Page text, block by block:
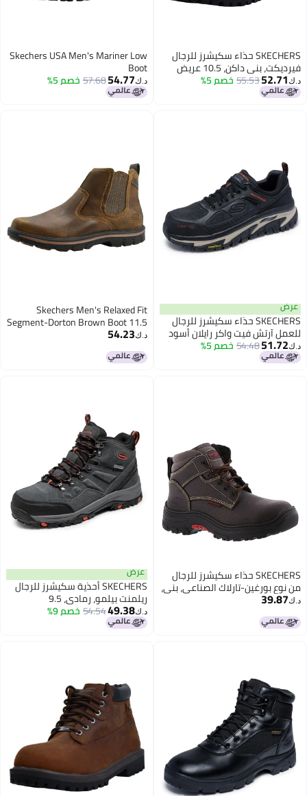
SKECHERS حذاء سكيشرز للرجال
فيرديكت، بني داكن، 10.5 عريض
د.ك‏52.71
55.53خصم 5%
Skechers USA Men's Mariner Low
Boot
د.ك‏54.77
57.68خصم 5%
عرض
SKECHERS حذاء سكيشرز للرجال
للعمل آرتش فيت واكر رايلان أسود
د.ك‏51.72
54.48خصم 5%
Skechers Men's Relaxed Fit
Segment-Dorton Brown Boot 11.5
M US
د.ك‏54.23
SKECHERS حذاء سكيشرز للرجال
من نوع بورغين-تارلاك الصناعي، بني،
8.5
د.ك‏39.87
عرض
SKECHERS أحذية سكيشرز للرجال
ريلمنت بيلمو، رمادي، 9.5
د.ك‏49.38
54.54خصم 9%